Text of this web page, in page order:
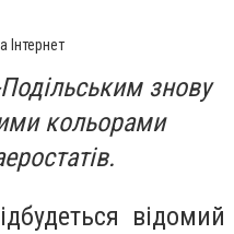
знову
кольорами
відомий